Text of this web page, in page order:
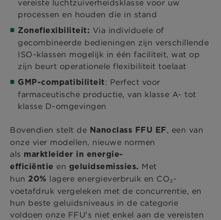
vereiste luchtzuiverheidsklasse voor uw
processen en houden die in stand
Zoneflexibiliteit: Via individuele of
gecombineerde bedieningen zijn verschillende
ISO-klassen mogelijk in één faciliteit, wat op
zijn beurt operationele flexibiliteit toelaat
GMP-compatibiliteit: Perfect voor
farmaceutische productie, van klasse A- tot
klasse D-omgevingen
Bovendien stelt de Nanoclass FFU EF, een van
onze vier modellen, nieuwe normen
als marktleider in energie-
efficiëntie en geluidsemissies. Met
hun 20% lagere energieverbruik en CO₂-
voetafdruk vergeleken met de concurrentie, en
hun beste geluidsniveaus in de categorie
voldoen onze FFU's niet enkel aan de vereisten